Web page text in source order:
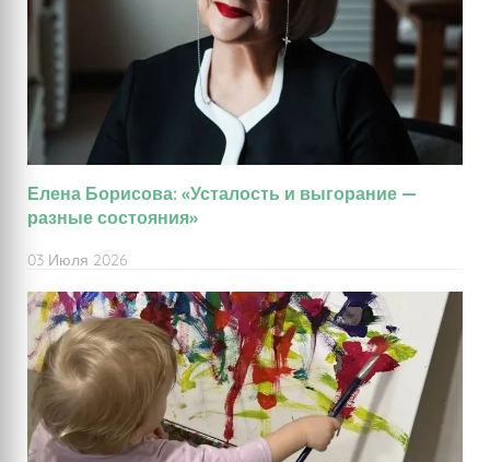
Елена Борисова: «Усталость и выгорание —
разные состояния»
03 Июля 2026